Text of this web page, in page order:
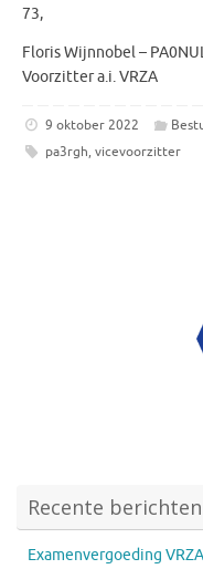
73,
Floris Wijnnobel –
Voorzitter a.i. VRZA
9 oktober 2022
pa3rgh, vicevoorzitter
Recente berichten
Examenvergoeding